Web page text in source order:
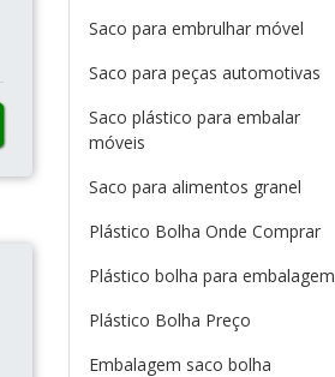
Saco para embrulhar móvel
Saco para peças automotivas
Saco plástico para embalar
móveis
Saco para alimentos granel
Plástico Bolha Onde Comprar
Plástico bolha para embalagem
Plástico Bolha Preço
Embalagem saco bolha